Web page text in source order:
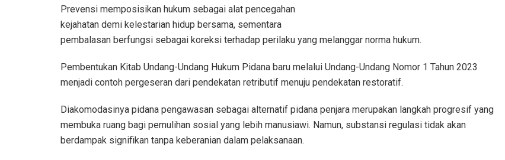
Prevensi memposisikan hukum sebagai alat pencegahan
kejahatan demi kelestarian hidup bersama, sementara
pembalasan berfungsi sebagai koreksi terhadap perilaku yang melanggar norma hukum.
Pembentukan Kitab Undang-Undang Hukum Pidana baru melalui Undang-Undang Nomor 1 Tahun 2023
menjadi contoh pergeseran dari pendekatan retributif menuju pendekatan restoratif.
Diakomodasinya pidana pengawasan sebagai alternatif pidana penjara merupakan langkah progresif yang
membuka ruang bagi pemulihan sosial yang lebih manusiawi. Namun, substansi regulasi tidak akan
berdampak signifikan tanpa keberanian dalam pelaksanaan.